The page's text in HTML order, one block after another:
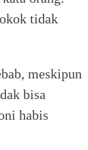
tidak
meskipun
bisa
habis